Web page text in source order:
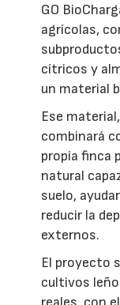
GO
agrícolas,
cítricos y
un material
Ese
combinará
propia finca
natural
suelo,
reducir la
externos.
El proyecto
cultivos